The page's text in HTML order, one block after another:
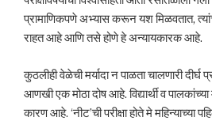
प्रामाणिकपणे अभ्यास करून यश मिळवतात,
राहत आहे आणि तसे होणे हे अन्यायकारक आहे.
कुठलीही वेळेची मर्यादा न पाळता चालणारी दीर्घ
आणखी एक मोठा दोष आहे. विद्यार्थी व
कारण आहे. ‘नीट’ची परीक्षा होते मे महिन्याच्या